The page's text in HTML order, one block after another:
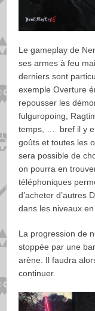
Le gameplay de
ses armes à feu
derniers sont
exemple Overture
repousser les
fulguropoing,
temps, … bref il y
goûts et toutes les
sera possible de
on pourra en
téléphoniques
d’acheter d’autres
dans les niveaux
La progression de
stoppée par une
arène. Il faudra
continuer.